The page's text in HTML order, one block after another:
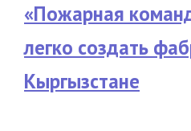
«Пожарная
легко создать
Кыргызстане